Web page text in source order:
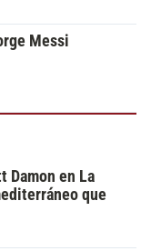
Messi
Damon en La
que